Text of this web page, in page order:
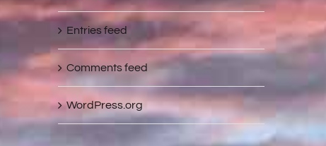
Entries feed
Comments feed
WordPress.org